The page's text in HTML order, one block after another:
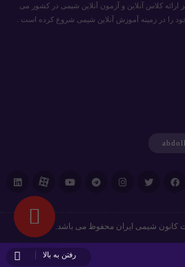
ارائه کلاس آنلاین و آزمون آنلاین شیمی در کشور می
کانون شیمی ایران محفوظ می باشد.
رفتن به بالا